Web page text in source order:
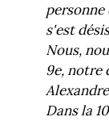
s'est
Nous,
9e, notre
Dans la